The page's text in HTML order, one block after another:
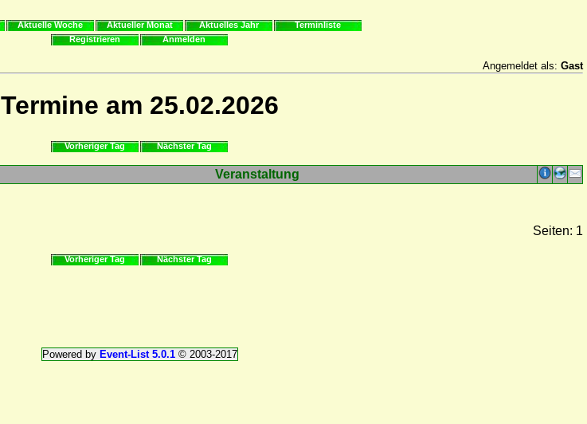
Aktuelle Woche Aktueller Monat Aktuelles Jahr
Terminliste
Registrieren
Anmelden
Angemeldet als: Gast
Termine am 25.02.2026
Vorheriger Tag Nächster Tag
Veranstaltung
Seiten: 1
Vorheriger Tag Nächster Tag
Powered by Event-List 5.0.1© 2003-2017